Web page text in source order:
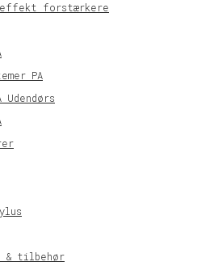
forstærkere
PA
& tilbehør